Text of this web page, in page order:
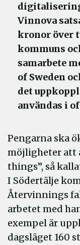
Vinnova
kronor över
kommuns
samarbete
of Sweden
det
användas i
Pengarna ska
möjligheter att
things”, så
I Södertälje
Återvinnings
arbetet med
exempel är
dagsläget 160